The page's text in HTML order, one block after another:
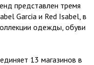
представлен тремя
Garcia и Red Isabel, в
одежды, обуви
13 магазинов в